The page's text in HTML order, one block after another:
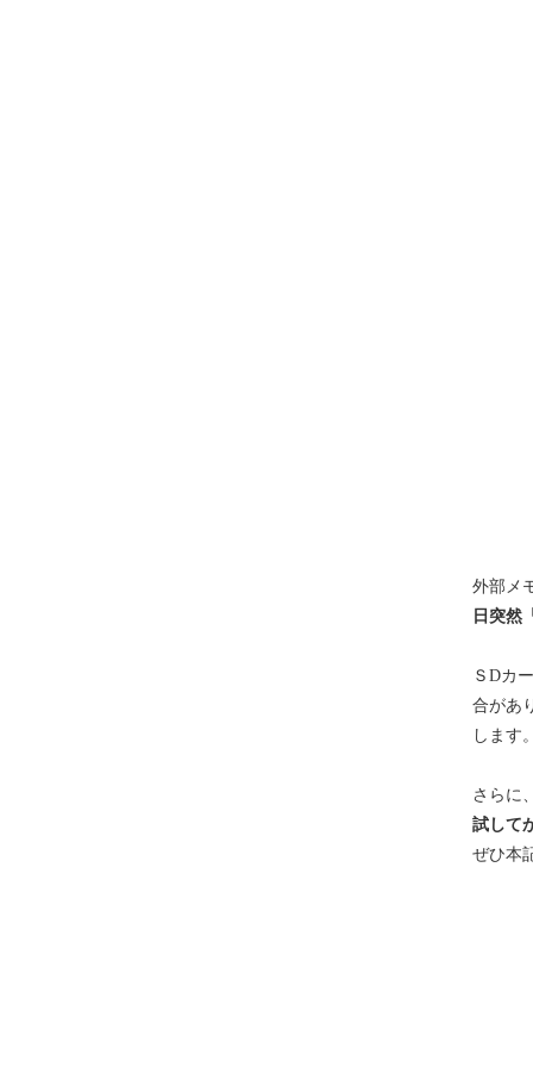
外部メ
日突然
ＳDカ
合があ
します。
さらに
試して
ぜひ本